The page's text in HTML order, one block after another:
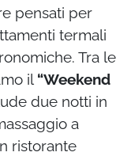
pensati per
termali
Tra le
il “Weekend
due notti in
a
ristorante